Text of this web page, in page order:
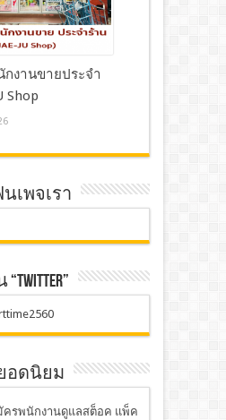
งานขายประจำ
Shop
เพจเรา
อดนิยม
ครพนักงานดูแลสต็อค แพ็ค